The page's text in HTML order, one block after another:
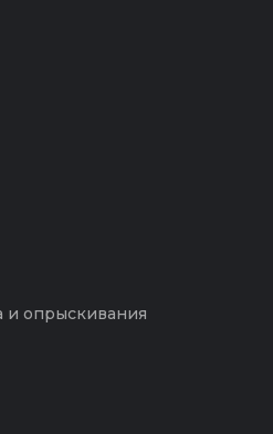
и опрыскивания